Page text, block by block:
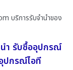
บริการรับจำนำของ
ำ รับซื้ออุปกรณ์
ปกรณ์ไอที